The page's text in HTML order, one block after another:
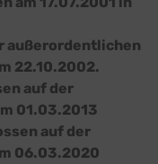
außerordentlichen
22.10.2002.
auf der
01.03.2013
auf der
06.03.2020